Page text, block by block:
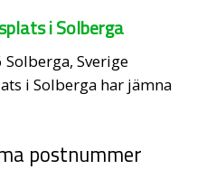
i Solberga
Sverige
i Solberga har jämna
postnummer